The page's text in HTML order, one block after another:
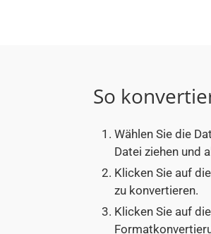
So
Wählen Sie die
Datei ziehen und
Klicken Sie auf
zu konvertieren.
Klicken Sie auf